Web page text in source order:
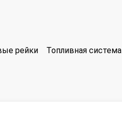
рейки Топливная система